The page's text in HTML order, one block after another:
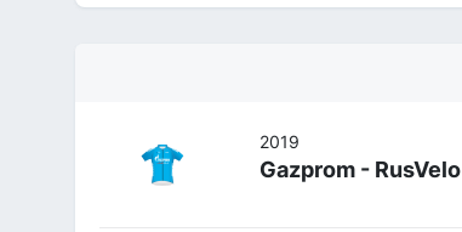
2019
Gazprom - RusVelo